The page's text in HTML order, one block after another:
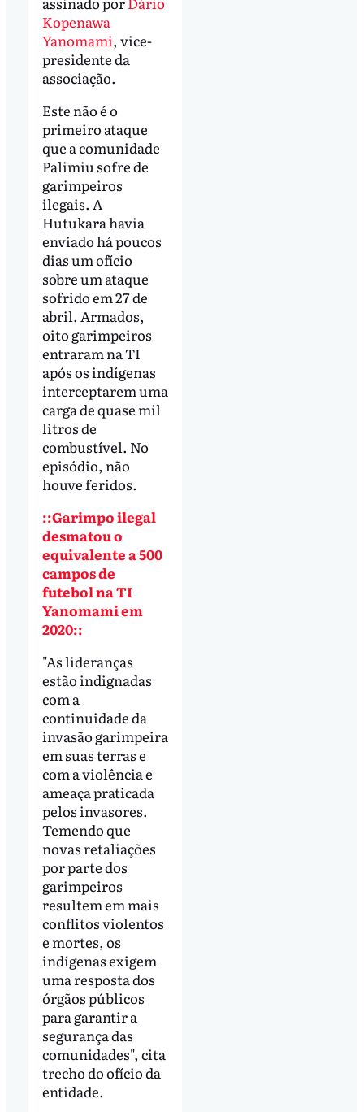
Kopenawa
Yanomami, vice-
presidente da
associação.
Este não é o
primeiro ataque
que a comunidade
Palimiu sofre de
garimpeiros
ilegais. A
Hutukara havia
enviado há poucos
dias um ofício
sobre um ataque
sofrido em 27 de
abril. Armados,
oito garimpeiros
entraram na TI
após os indígenas
interceptarem uma
carga de quase mil
litros de
combustível. No
episódio, não
houve feridos.
::Garimpo ilegal
desmatou o
equivalente a 500
campos de
futebol na TI
Yanomami em
2020::
"As lideranças
estão indignadas
com a
continuidade da
invasão garimpeira
em suas terras e
com a violência e
ameaça praticada
pelos invasores.
Temendo que
novas retaliações
por parte dos
garimpeiros
resultem em mais
conflitos violentos
e mortes, os
indígenas exigem
uma resposta dos
órgãos públicos
para garantir a
segurança das
comunidades", cita
trecho do ofício da
entidade.